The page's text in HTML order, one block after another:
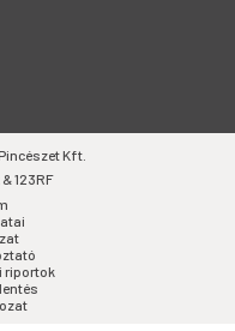
Kft.
123RF
riportok